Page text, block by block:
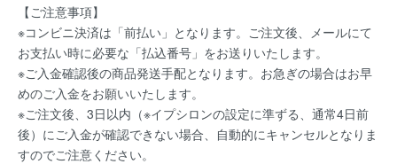
【ご注意事項】
※コンビニ決済は「前払い」となります。ご注文後、メールにて
お支払い時に必要な「払込番号」をお送りいたします。
※ご入金確認後の商品発送手配となります。お急ぎの場合はお早
めのご入金をお願いいたします。
※ご注文後、3日以内（※イプシロンの設定に準ずる、通常4日前
後）にご入金が確認できない場合、自動的にキャンセルとなりま
すのでご注意ください。